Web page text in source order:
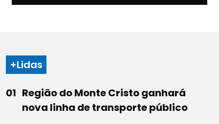
+Lidas
Região do Monte Cristo ganhará
nova linha de transporte público